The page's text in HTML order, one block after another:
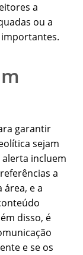
a
ou a
garantir
sejam
alerta incluem
a
e a
disso, é
e se os